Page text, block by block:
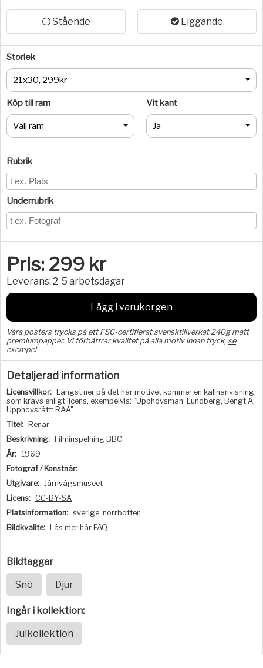
Stående Liggande
Storlek
21x30, 299kr
Köp till ram
Välj ram
Vit kant
Ja
Rubrik
Underrubrik
Pris: 299 kr
Leverans: 2-5 arbetsdagar
Lägg i varukorgen
Våra posters trycks på ett FSC-certifierat svensktillverkat 240g matt
premiumpapper. Vi förbättrar kvalitet på alla motiv innan tryck, se
exempel
Detaljerad information
Licensvillkor:
Längst ner på det här motivet kommer en källhänvisning
som krävs enligt licens, exempelvis: "Upphovsman: Lundberg, Bengt A;
Upphovsrätt: RAÄ"
Titel:
Renar
Beskrivning:
Filminspelning BBC
År: 1969
Fotograf / Konstnär:
Utgivare: Järnvägsmuseet
Licens: CC-BY-SA
Platsinformation: sverige, norrbotten
Bildkvalite:
Läs mer här FAQ
Bildtaggar
Snö Djur
Ingår i kollektion:
Julkollektion